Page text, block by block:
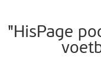
"HisPage